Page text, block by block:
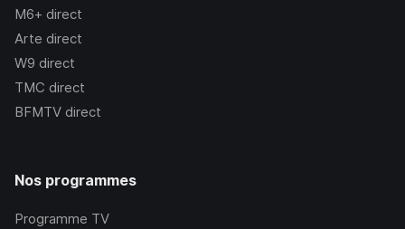
M6+ direct
Arte direct
W9 direct
TMC direct
BFMTV direct
Nos programmes
Programme TV